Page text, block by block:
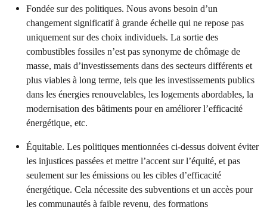
Fondée sur des politiques. Nous avons besoin d’un
changement significatif à grande échelle qui ne repose pas
uniquement sur des choix individuels. La sortie des
combustibles fossiles n’est pas synonyme de chômage de
masse, mais d’investissements dans des secteurs différents et
plus viables à long terme, tels que les investissements publics
dans les énergies renouvelables, les logements abordables, la
modernisation des bâtiments pour en améliorer l’efficacité
énergétique, etc.
Équitable. Les politiques mentionnées ci-dessus doivent éviter
les injustices passées et mettre l’accent sur l’équité, et pas
seulement sur les émissions ou les cibles d’efficacité
énergétique. Cela nécessite des subventions et un accès pour
les communautés à faible revenu, des formations